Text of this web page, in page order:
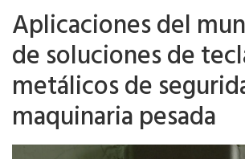
Aplicaciones del
de soluciones de
metálicos de
maquinaria pesada